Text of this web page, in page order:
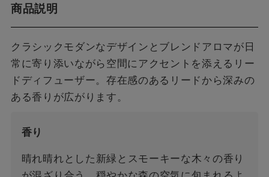
商品説明
クラシックモダンなデザインとブレンドアロマが日
常に寄り添いながら空間にアクセントを添えるリー
ドディフューザー。存在感のあるリードから深みの
ある香りが広がります。
香り
晴れ晴れとした新緑とスモーキーな木々の香り